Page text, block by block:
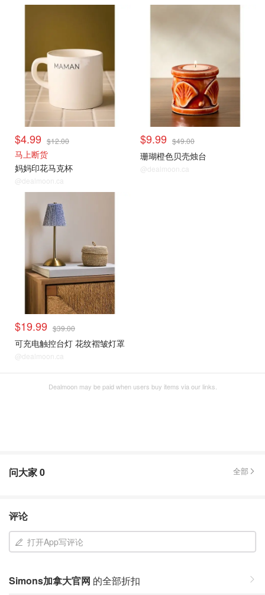
$4.99 $12.00
马上断货
妈妈印花马克杯
@dealmoon.ca
$9.99 $49.00
珊瑚橙色贝壳烛台
@dealmoon.ca
$19.99 $39.00
可充电触控台灯 花纹褶皱灯罩
@dealmoon.ca
Dealmoon may be paid when users buy items via our links.
问大家0 全部
评论
打开App写评论
Simons加拿大官网 的全部折扣